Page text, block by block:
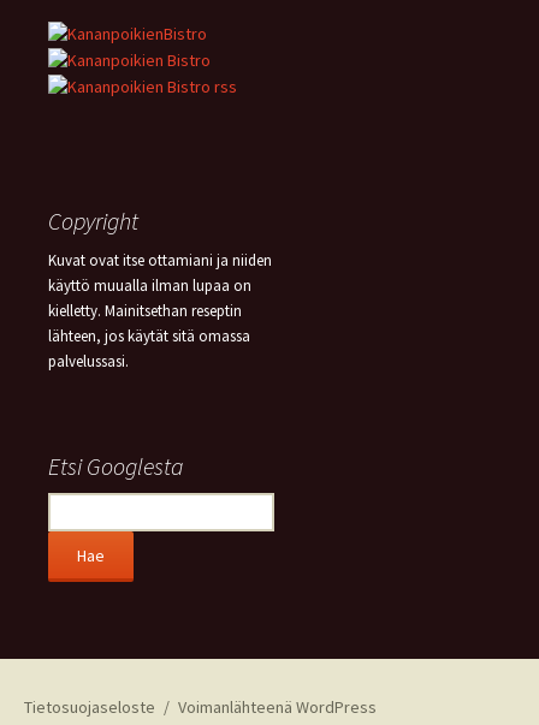
Copyright
Kuvat ovat itse ottamiani ja niiden
käyttö muualla ilman lupaa on
kielletty. Mainitsethan reseptin
lähteen, jos käytät sitä omassa
palvelussasi.
Etsi Googlesta
Tietosuojaseloste Voimanlähteenä WordPress